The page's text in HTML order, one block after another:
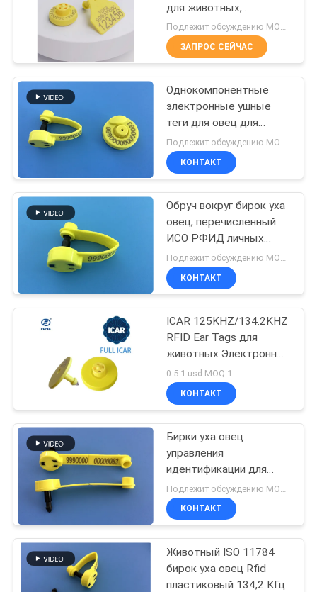
СПРОСИТЕ
ЦИТАТУ
КАРТА
САЙТА
POLICY
Ушная метка
скота
194
Электронные
бирки уха
288
бирка уха rfid
126
Блок развертки
микросхемы
РФИД
117
для животных,
считываемый на 17 см
на большие расстояния,
соответствующий
отслеживания и
управления
животноводством
Подлежит обсуждению MOQ:1 pc
ЗАПРОС СЕЙЧАС
Однокомпонентные
электронные ушные
теги для овец для
отслеживания /134.2khz
частота
Подлежит обсуждению MOQ:1 шт.
КОНТАКТ
Обруч вокруг бирок уха
овец, перечисленный
ИСО РФИД личных
знаков овец ТПУ
КОНТАКТ
ICAR 125KHZ/134.2KHZ
RFID Ear Tags для
животных Электронный
RFID низкочастотный
для отслеживания
животных
0.5-1 usd MOQ:1
КОНТАКТ
Бирки уха овец
управления
идентификации для
отслеживать,
печатание лазера
КОНТАКТ
Животный ISO 11784
бирок уха овец Rfid
пластиковый 134,2 КГц